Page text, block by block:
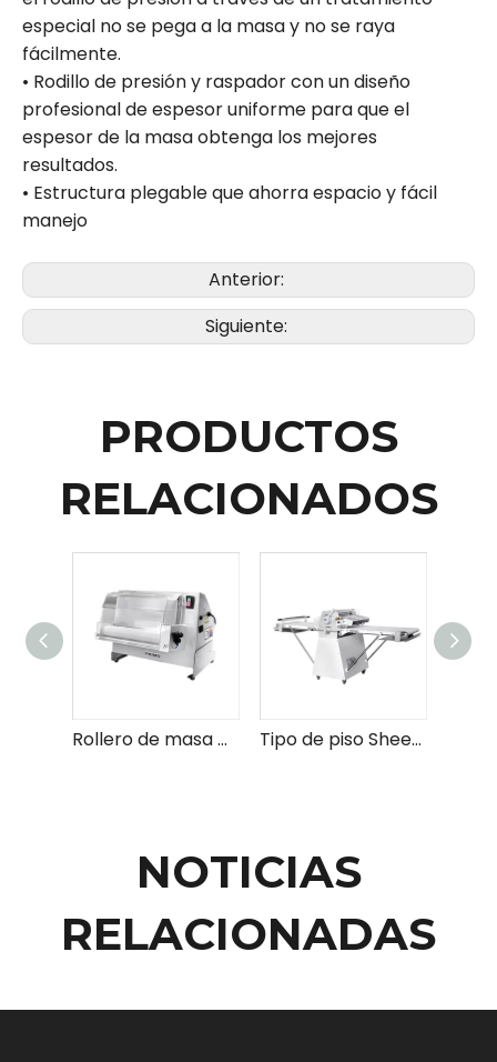
especial no se pega a la masa y no se raya
fácilmente.
• Rodillo de presión y raspador con un diseño
profesional de espesor uniforme para que el
espesor de la masa obtenga los mejores
resultados.
• Estructura plegable que ahorra espacio y fácil
manejo
Anterior:
Siguiente:
PRODUCTOS
RELACIONADOS
Rollero de masa de pizza Tipo de piso Sheeter
NOTICIAS
RELACIONADAS